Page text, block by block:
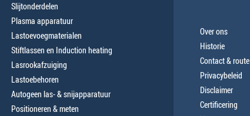
Slijtonderdelen
Plasma apparatuur
Lastoevoegmaterialen
Stiftlassen en Induction heating
Lasrookafzuiging
Lastoebehoren
Autogeen las- & snijapparatuur
Positioneren & meten
Over ons
Historie
Contact & route
Privacybeleid
Disclaimer
Certificering